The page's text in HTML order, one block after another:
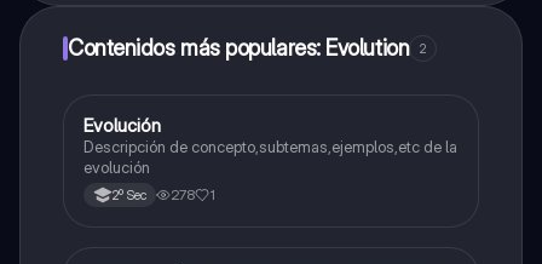
Contenidos más populares: Evolution 2
Biología
Evolución
Descripción de concepto,subtemas,ejemplos,etc de la
evolución
2º Sec 278 1